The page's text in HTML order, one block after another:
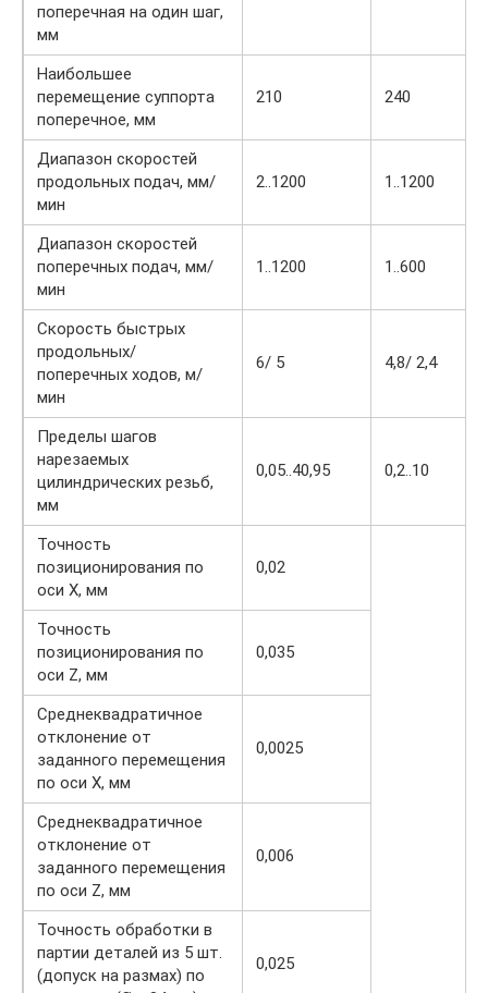
поперечная на один шаг,
мм
Наибольшее
перемещение суппорта
поперечное, мм
210 240
Диапазон скоростей
продольных подач, мм/
мин
2..1200 1..1200
Диапазон скоростей
поперечных подач, мм/
мин
1..1200 1..600
Скорость быстрых
продольных/
поперечных ходов, м/
мин
6/ 5 4,8/ 2,4
Пределы шагов
нарезаемых
цилиндрических резьб,
мм
0,05..40,95 0,2..10
Точность
позиционирования по
оси X, мм
0,02
Точность
позиционирования по
оси Z, мм
0,035
Среднеквадратичное
отклонение от
заданного перемещения
по оси X, мм
0,0025
Среднеквадратичное
отклонение от
заданного перемещения
по оси Z, мм
0,006
Точность обработки в
партии деталей из 5 шт.
(допуск на размах) по
0,025